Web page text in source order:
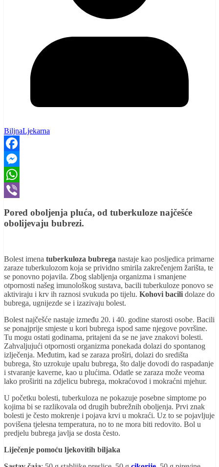
BiljnaLjekarna
Facebook
Messenger
WhatsApp
Pored oboljenja pluća, od tuberkuloze najčešće
obolijevaju bubrezi.
Bolest imena tuberkuloza bubrega nastaje kao posljedica primarne
zaraze tuberkulozom koja se prividno smirila zakrečenjem žarišta, te
se ponovno pojavila. Zbog slabljenja organizma i smanjene
otpornosti našeg imunološkog sustava, bacili tuberkuloze ponovo se
aktiviraju i krv ih raznosi svukuda po tijelu. Kohovi bacili dolaze do
bubrega, ugnijezde se i izazivaju bolest.
Bolest najčešće nastaje između 20. i 40. godine starosti osobe. Bacili
se ponajprije smjeste u kori bubrega ispod same njegove površine.
Tu mogu ostati godinama, pritajeni da se ne jave znakovi bolesti.
Zahvaljujući otpornosti organizma ponekada dolazi do spontanog
izlječenja. Međutim, kad se zaraza proširi, dolazi do središta
bubrega, što uzrokuje upalu bubrega, što dalje dovodi do raspadanje
i stvaranje kaverne, kao u plućima. Odatle se zaraza može veoma
lako proširiti na zdjelicu bubrega, mokraćovod i mokraćni mjehur.
U početku bolesti, tuberkuloza ne pokazuje posebne simptome po
kojima bi se razlikovala od drugih bubrežnih oboljenja. Prvi znak
bolesti je često mokrenje i pojava krvi u mokraći. Uz to se pojavljuje
povišena tjelesna temperatura, no to ne mora biti redovito. Bol u
predjelu bubrega javlja se dosta često.
Liječenje pomoću ljekovitih biljaka